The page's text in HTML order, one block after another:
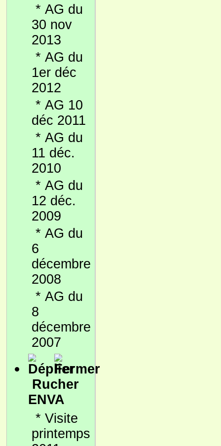
* AG du
30 nov
2013
* AG du
1er déc
2012
* AG 10
déc 2011
* AG du
11 déc.
2010
* AG du
12 déc.
2009
* AG du
6
décembre
2008
* AG du
8
décembre
2007
Rucher
ENVA
* Visite
printemps